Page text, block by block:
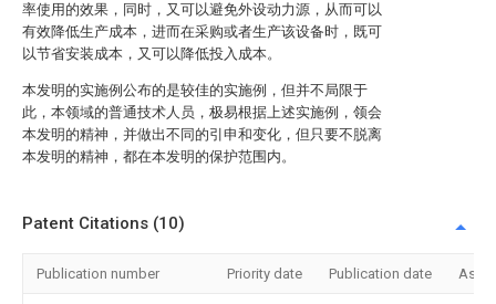
率使用的效果，同时，又可以避免外设动力源，从而可以
有效降低生产成本，进而在采购或者生产该设备时，既可
以节省安装成本，又可以降低投入成本。
本发明的实施例公布的是较佳的实施例，但并不局限于
此，本领域的普通技术人员，极易根据上述实施例，领会
本发明的精神，并做出不同的引申和变化，但只要不脱离
本发明的精神，都在本发明的保护范围内。
Patent Citations (10)
Publication number Priority date Publication date